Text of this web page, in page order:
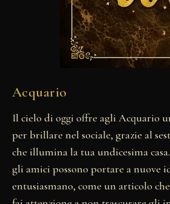
Acquario
Il cielo di oggi offre agli Acquario
per brillare nel sociale, grazie al
che illumina la tua undicesima
gli amici possono portare a nuove
entusiasmano, come un articolo